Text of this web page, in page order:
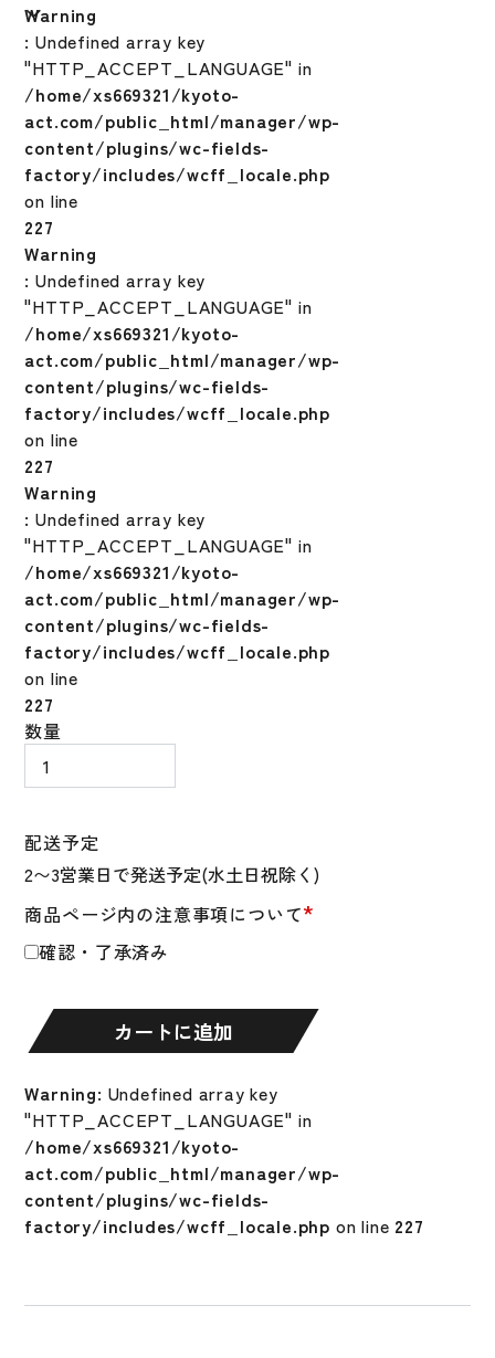
商品ページ内の注意事項について*
確認・了承済み
Warning
: Undefined array key
"HTTP_ACCEPT_LANGUAGE" in
/home/xs669321/kyoto-
act.com/public_html/manager/wp-
content/plugins/wc-fields-
factory/includes/wcff_locale.php
on line
227
Warning
: Undefined array key
"HTTP_ACCEPT_LANGUAGE" in
/home/xs669321/kyoto-
act.com/public_html/manager/wp-
content/plugins/wc-fields-
factory/includes/wcff_locale.php
on line
227
配送予定
数量
ミ
ノ
ロ
式
グ
ロ
ー
内
野
用
ミ
ズ
ノ
MIZUNO
硬
ラ
カートに追加
Warning
: Undefined array key
"HTTP_ACCEPT_LANGUAGE" in
/home/xs669321/kyoto-
act.com/public_html/manager/wp-
content/plugins/wc-fields-
factory/includes/wcff_locale.php
on line
227
Warning: Undefined array key
"HTTP_ACCEPT_LANGUAGE" in
/home/xs669321/kyoto-
act.com/public_html/manager/wp-
content/plugins/wc-fields-
factory/includes/wcff_locale.php on line 227